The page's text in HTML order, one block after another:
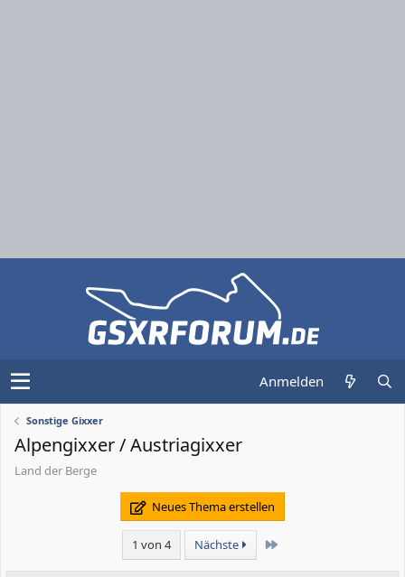
Anmelden
Sonstige Gixxer
Alpengixxer / Austriagixxer
Land der Berge
Neues Thema erstellen
1 von 4 Nächste Letzte